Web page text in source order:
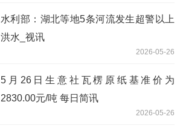
水利部：湖北等地5条河流发生超警以上
洪水_视讯
2026-05-26
5月26日生意社瓦楞原纸基准价为
2830.00元/吨 每日简讯
2026-05-26